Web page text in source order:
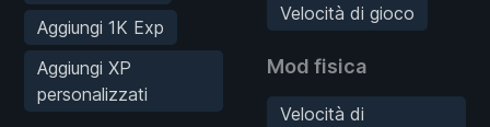
Aggiungi 1K Exp
Aggiungi XP
personalizzati
Velocità di gioco
Mod fisica
Velocità di